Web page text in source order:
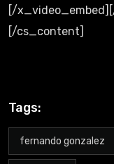
[/
[/cs_content]
Tags:
fernando gonzalez